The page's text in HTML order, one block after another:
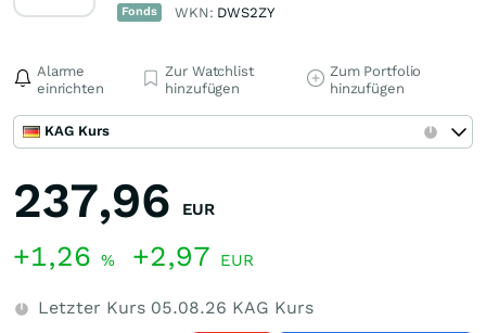
Fonds WKN: DWS2ZY
Alarme
einrichten
Zur Watchlist
hinzufügen
Zum Portfolio
hinzufügen
KAG Kurs
237,96 EUR
+1,26 % +2,97 EUR
Letzter Kurs 05.08.26 KAG Kurs